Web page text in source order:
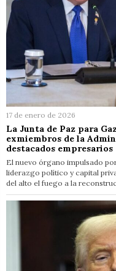
17 de enero de 2026
La Junta de Paz para
exmiembros de la
destacados empresarios
El nuevo órgano impulsado
liderazgo político y capital
del alto el fuego a la